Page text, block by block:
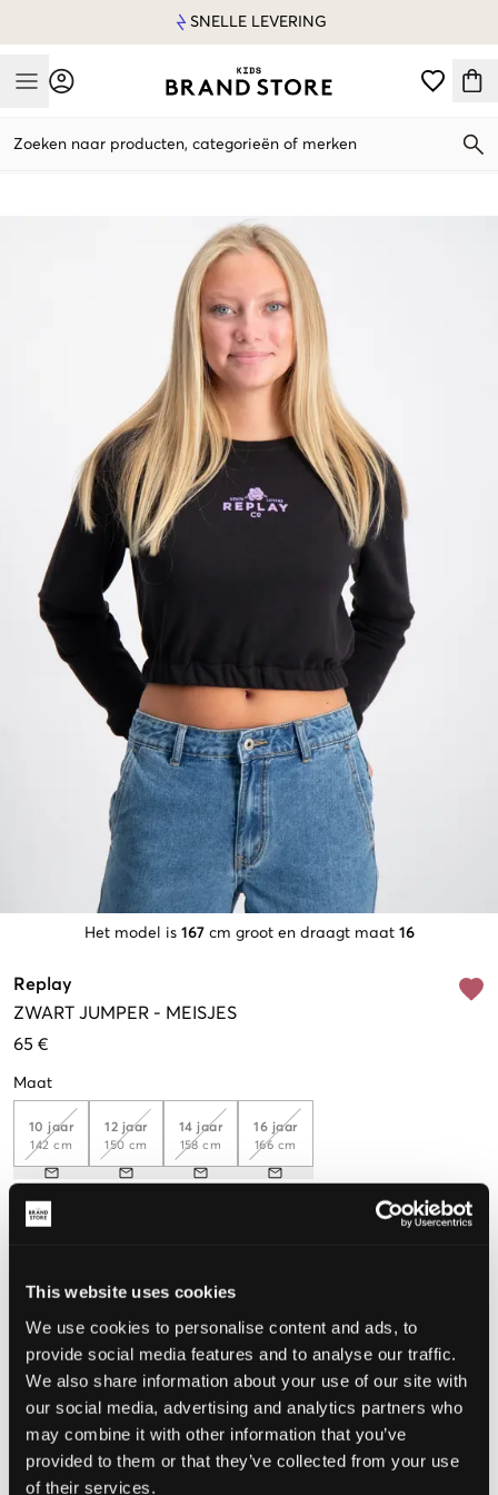
This website uses cookies
We use cookies to personalise content and ads, to
provide social media features and to analyse our traffic.
We also share information about your use of our site with
our social media, advertising and analytics partners who
may combine it with other information that you’ve
provided to them or that they’ve collected from your use
of their services.
SNELLE LEVERING
Mobile Menu
Zoeken naar producten, categorieën of merken
Het model is 167 cm groot en draagt maat 16
Replay
ZWART JUMPER - MEISJES
65 €
Maat
10 jaar
142 cm
12 jaar
150 cm
14 jaar
158 cm
16 jaar
166 cm
De maat lijkt
MAATTABEL
KIES EEN MAAT
Snelle levering
Gratis verzending vanaf €69
Recht op herroeping binnen 60 dagen